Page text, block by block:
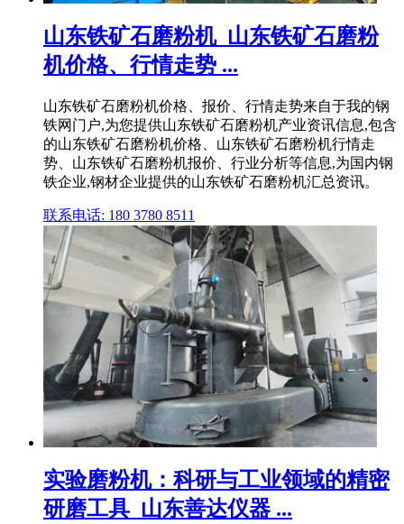
山东铁矿石磨粉机_山东铁矿石磨粉
机价格、行情走势 ...
山东铁矿石磨粉机价格、报价、行情走势来自于我的钢
铁网门户,为您提供山东铁矿石磨粉机产业资讯信息,包含
的山东铁矿石磨粉机价格、山东铁矿石磨粉机行情走
势、山东铁矿石磨粉机报价、行业分析等信息,为国内钢
铁企业,钢材企业提供的山东铁矿石磨粉机汇总资讯。
联系电话: 180 3780 8511
实验磨粉机：科研与工业领域的精密
研磨工具_山东善达仪器 ...